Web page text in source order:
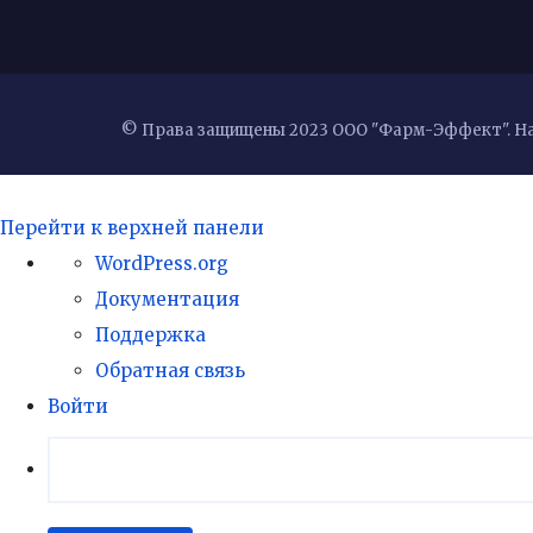
© Права защищены 2023 ООО "Фарм-Эффект".
Перейти к верхней панели
WordPress
WordPress.org
Документация
Поддержка
Обратная связь
Войти